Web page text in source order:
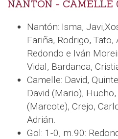
NANTÓN - CAMELLE
Nantón: Isma,
Fariña, Rodrigo, Tato,
Redondo e Iván
Vidal, Bardanca,
Camelle: David,
David (Mario),
(Marcote), Crejo,
Adrián.
Gol: 1-0, m.90: